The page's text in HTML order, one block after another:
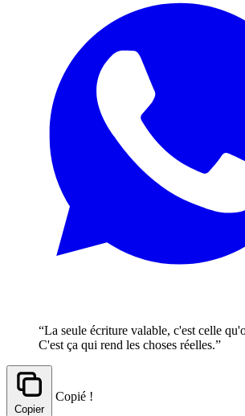
“La seule écriture valable, c'est celle
C'est ça qui rend les choses réelles.”
Copier
Copié !